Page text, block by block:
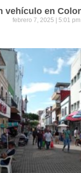
vehículo en
febrero 7, 2025 5:01 pm